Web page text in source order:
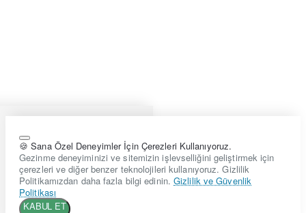
🍪 Sana Özel Deneyimler İçin Çerezleri Kullanıyoruz.
Gezinme deneyiminizi ve sitemizin işlevselliğini geliştirmek için
çerezleri ve diğer benzer teknolojileri kullanıyoruz. Gizlilik
Politikamızdan daha fazla bilgi edinin.Gizlilik ve Güvenlik
Politikası
KABUL ET